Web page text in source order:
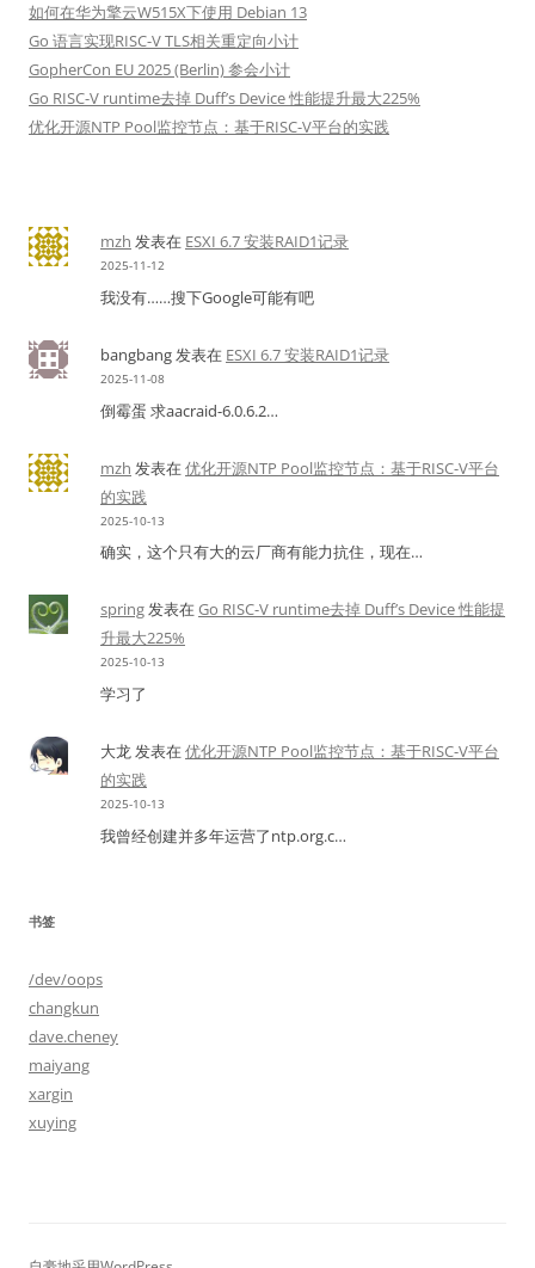
如何在华为擎云W515X下使用 Debian 13
Go 语言实现RISC-V TLS相关重定向小计
GopherCon EU 2025 (Berlin) 参会小计
Go RISC-V runtime去掉 Duff’s Device 性能提升最大225%
优化开源NTP Pool监控节点：基于RISC-V平台的实践
mzh 发表在 ESXI 6.7 安装RAID1记录
2025-11-12
我没有……搜下Google可能有吧
bangbang发表在 ESXI 6.7 安装RAID1记录
2025-11-08
倒霉蛋 求aacraid-6.0.6.2…
mzh 发表在优化开源NTP Pool监控节点：基于RISC-V平台
的实践
2025-10-13
确实，这个只有大的云厂商有能力抗住，现在…
spring发表在Go RISC-V runtime去掉 Duff’s Device 性能提
升最大225%
2025-10-13
学习了
大龙发表在优化开源NTP Pool监控节点：基于RISC-V平台
的实践
2025-10-13
我曾经创建并多年运营了ntp.org.c…
书签
/dev/oops
changkun
dave.cheney
maiyang
xargin
xuying